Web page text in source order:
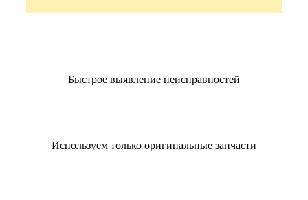
Быстрое выявление неисправностей
Используем только оригинальные запчасти